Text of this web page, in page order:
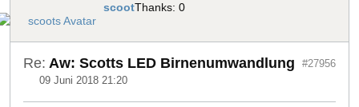
scootThanks: 0
Re: Aw: Scotts LED Birnenumwandlung
09 Juni 2018 21:20
#27956